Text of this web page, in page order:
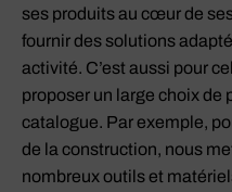
ses produits au cœur de
fournir des solutions
activité. C’est aussi pour
proposer un large choix de
catalogue. Par exemple,
de la construction, nous
nombreux outils et